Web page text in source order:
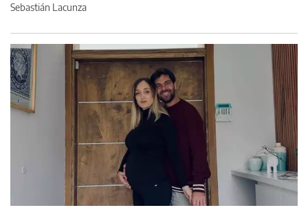
Sebastián Lacunza